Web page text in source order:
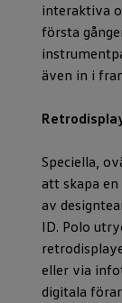
interaktiva
första
även in i
Speciella,
att skapa
av
ID. Polo
eller via
digitala